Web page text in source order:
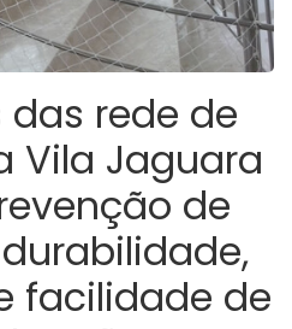
das rede de
Vila Jaguara
de
facilidade de